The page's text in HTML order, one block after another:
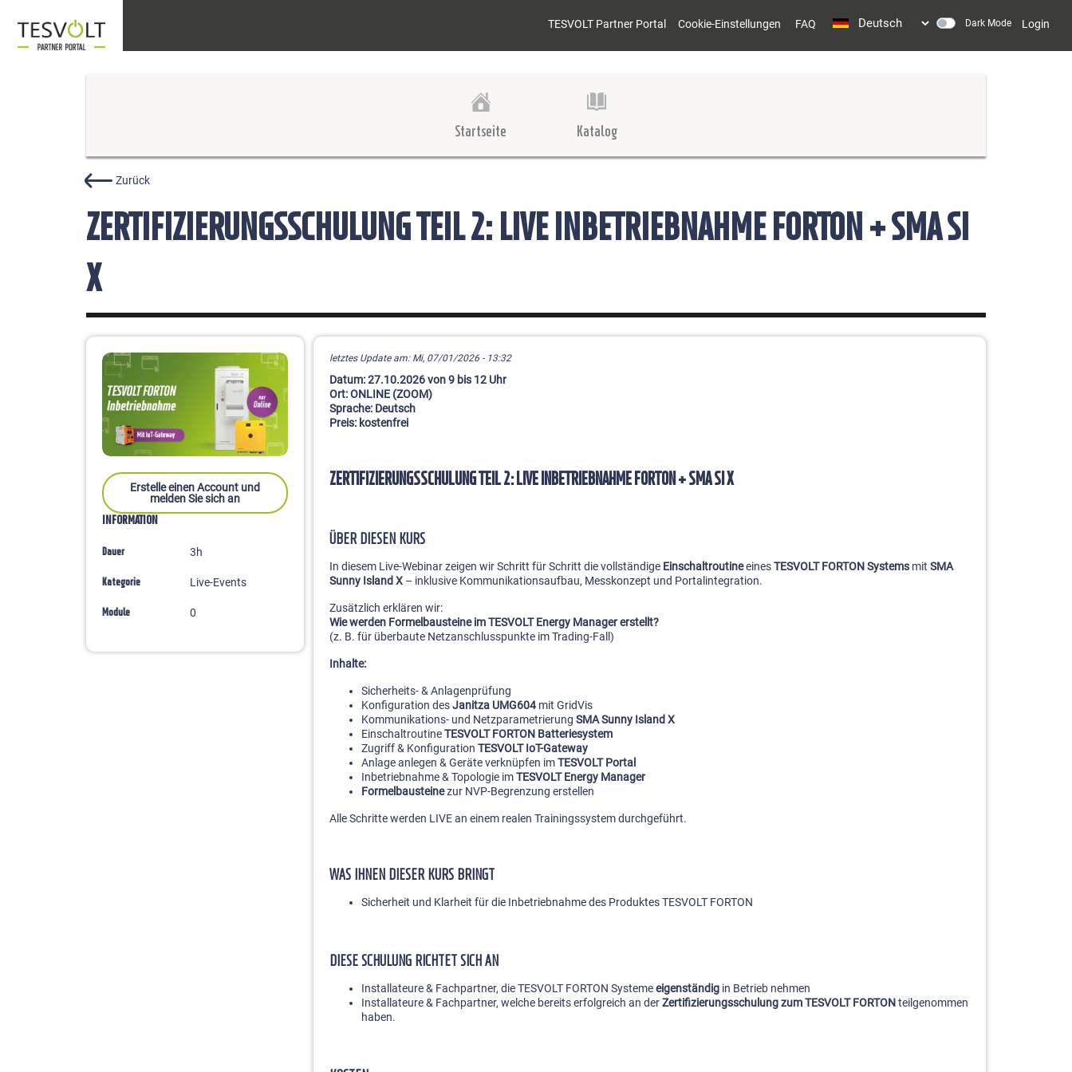
TESVOLT Partner Portal Cookie-Einstellungen FAQ
Sie
Sprache
Dark Mode Login
Startseite Katalog
Zurück
ZERTIFIZIERUNGSSCHULUNG TEIL 2: LIVE INBETRIEBNAHME FORTON + SMA SI
X
Erstelle einen Account und
melden Sie sich an
INFORMATION
Dauer 3h
Kategorie Live-Events
Module 0
letztes Update am: Mi, 07/01/2026 - 13:32
Datum: 27.10.2026 von 9 bis 12 Uhr
Ort: ONLINE (ZOOM)
Sprache: Deutsch
Preis: kostenfrei
ZERTIFIZIERUNGSSCHULUNG TEIL 2: LIVE INBETRIEBNAHME FORTON + SMA SI X
ÜBER DIESEN KURS
In diesem Live-Webinar zeigen wir Schritt für Schritt die vollständige EinschaltroutineeinesTESVOLT FORTON Systems mit SMA
Sunny Island X – inklusive Kommunikationsaufbau, Messkonzept und Portalintegration.
Zusätzlich erklären wir:
Wie werden Formelbausteine im TESVOLT Energy Manager erstellt?
(z. B. für überbaute Netzanschlusspunkte im Trading-Fall)
Inhalte:
Sicherheits- & Anlagenprüfung
Konfiguration desJanitza UMG604 mit GridVis
Kommunikations- und Netzparametrierung SMA Sunny Island X
EinschaltroutineTESVOLT FORTON Batteriesystem
Zugriff & Konfiguration TESVOLT IoT-Gateway
Anlage anlegen & Geräte verknüpfen imTESVOLT Portal
Inbetriebnahme & Topologie imTESVOLT Energy Manager
Formelbausteinezur NVP-Begrenzung erstellen
Alle Schritte werden LIVE an einem realen Trainingssystem durchgeführt.
WAS IHNEN DIESER KURS BRINGT
Sicherheit und Klarheit für die Inbetriebnahme des Produktes TESVOLT FORTON
DIESE SCHULUNG RICHTET SICH AN
Installateure & Fachpartner, die TESVOLT FORTON Systemeeigenständig in Betrieb nehmen
Installateure & Fachpartner, welche bereits erfolgreich an derZertifizierungsschulung zum TESVOLT FORTONteilgenommen
haben.